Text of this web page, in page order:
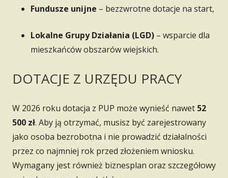
Fundusze unijne – bezzwrotne dotacje na start,
Lokalne Grupy Działania (LGD) – wsparcie dla
mieszkańców obszarów wiejskich.
DOTACJE Z URZĘDU PRACY
W 2026 roku dotacja z PUP może wynieść nawet 52
500 zł. Aby ją otrzymać, musisz być zarejestrowany
jako osoba bezrobotna i nie prowadzić działalności
przez co najmniej rok przed złożeniem wniosku.
Wymagany jest również biznesplan oraz szczegółowy